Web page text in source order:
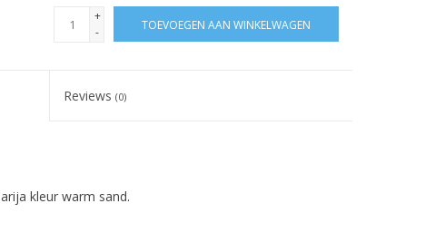
+
-
TOEVOEGEN AAN WINKELWAGEN
Reviews(0)
kleur warm sand.